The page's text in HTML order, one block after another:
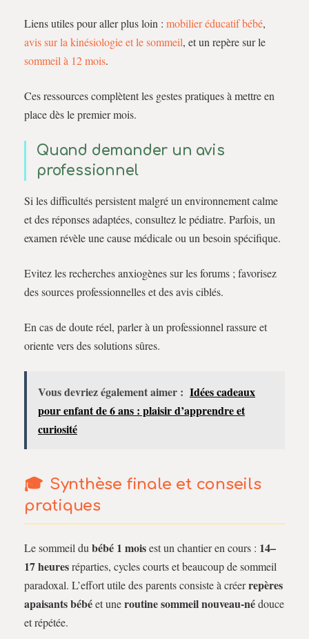
Liens utiles pour aller plus loin : mobilier éducatif bébé,
avis sur la kinésiologie et le sommeil, et un repère sur le
sommeil à 12 mois.
Ces ressources complètent les gestes pratiques à mettre en
place dès le premier mois.
Quand demander un avis
professionnel
Si les difficultés persistent malgré un environnement calme
et des réponses adaptées, consultez le pédiatre. Parfois, un
examen révèle une cause médicale ou un besoin spécifique.
Evitez les recherches anxiogènes sur les forums ; favorisez
des sources professionnelles et des avis ciblés.
En cas de doute réel, parler à un professionnel rassure et
oriente vers des solutions sûres.
Vous devriez également aimer : Idées cadeaux
pour enfant de 6 ans : plaisir d’apprendre et
curiosité
Synthèse finale et conseils
pratiques
Le sommeil du bébé 1 moisest un chantier en cours : 14–
17 heuresréparties, cycles courts et beaucoup de sommeil
paradoxal. L’effort utile des parents consiste à créerrepères
apaisants bébéet uneroutine sommeil nouveau-nédouce
et répétée.